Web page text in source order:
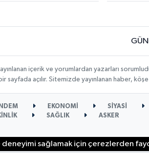
içerik ve yorumlardan yazarları
sayfada açılır. Sitemizde yayınlanan haber,
EKONOMİ SİYASİ
SAĞLIK ASKER
deneyimi sağlamak için çerezlerden